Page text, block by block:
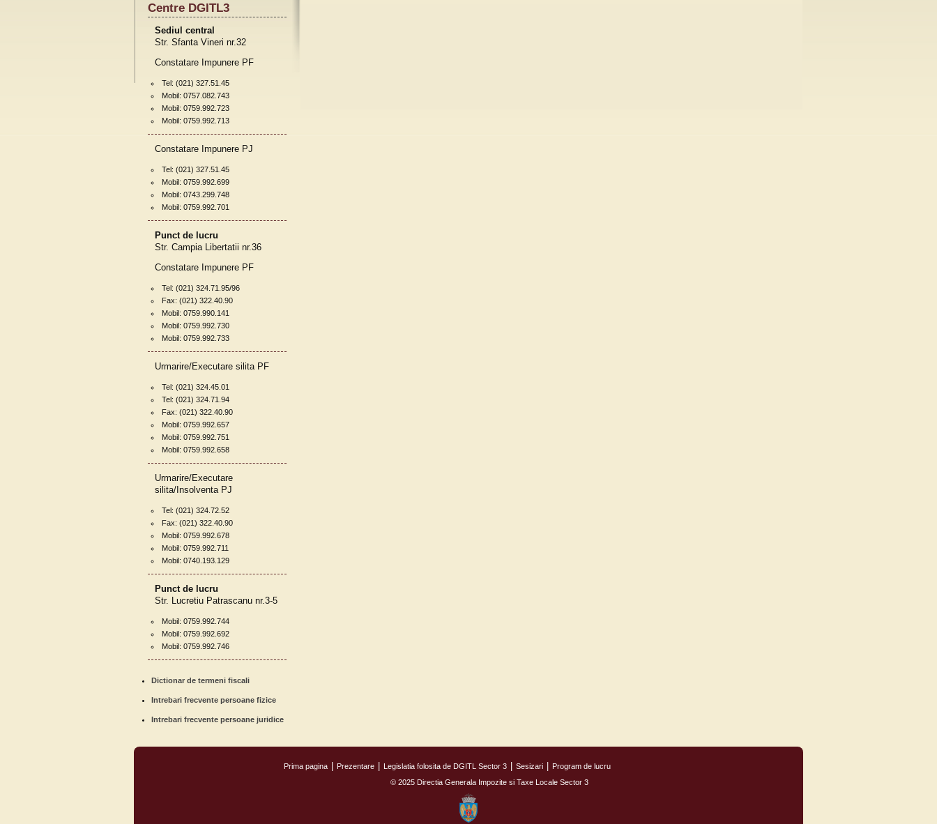
Centre DGITL3
Sediul central
Str. Sfanta Vineri nr.32
Constatare Impunere PF
Tel: (021) 327.51.45
Mobil: 0757.082.743
Mobil: 0759.992.723
Mobil: 0759.992.713
Constatare Impunere PJ
Tel: (021) 327.51.45
Mobil: 0759.992.699
Mobil: 0743.299.748
Mobil: 0759.992.701
Punct de lucru
Str. Campia Libertatii nr.36
Constatare Impunere PF
Tel: (021) 324.71.95/96
Fax: (021) 322.40.90
Mobil: 0759.990.141
Mobil: 0759.992.730
Mobil: 0759.992.733
Urmarire/Executare silita PF
Tel: (021) 324.45.01
Tel: (021) 324.71.94
Fax: (021) 322.40.90
Mobil: 0759.992.657
Mobil: 0759.992.751
Mobil: 0759.992.658
Urmarire/Executare
silita/Insolventa PJ
Tel: (021) 324.72.52
Fax: (021) 322.40.90
Mobil: 0759.992.678
Mobil: 0759.992.711
Mobil: 0740.193.129
Punct de lucru
Str. Lucretiu Patrascanu nr.3-5
Mobil: 0759.992.744
Mobil: 0759.992.692
Mobil: 0759.992.746
Dictionar de termeni fiscali
Intrebari frecvente persoane fizice
Intrebari frecvente persoane juridice
Prima pagina Prezentare Legislatia folosita de DGITL Sector 3 Sesizari
Program de lucru
© 2025 Directia Generala Impozite si Taxe Locale Sector 3